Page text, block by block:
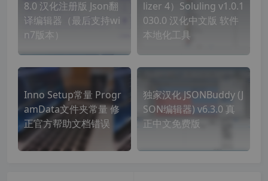
8.0 汉化注册版 Json翻
译编辑器（最后支持wi
n7版本）
lizer 4）Soluling v1.0.1
030.0 汉化中文版 软件
本地化工具
Inno Setup常量 Progr
amData文件夹常量 修
正官方帮助文档错误
独家汉化 JSONBuddy (J
SON编辑器) v6.3.0 真
正中文免费版